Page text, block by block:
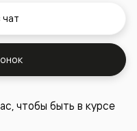
чат
чтобы быть в курсе